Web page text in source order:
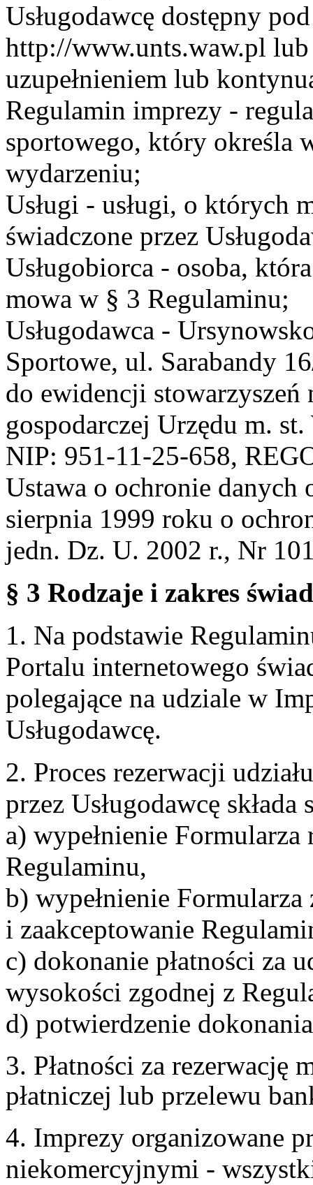
Usługodawcę dostępny
http://www.unts.waw.pl lub
uzupełnieniem lub
Regulamin imprezy -
sportowego, który określa
wydarzeniu;
Usługi - usługi, o których
świadczone przez
Usługobiorca - osoba,
mowa w § 3 Regulaminu;
Usługodawca -
Sportowe, ul. Sarabandy
do ewidencji stowarzyszeń
gospodarczej Urzędu m.
NIP: 951-11-25-658,
Ustawa o ochronie danych
sierpnia 1999 roku o
jedn. Dz. U. 2002 r., Nr
§ 3 Rodzaje i zakres
1. Na podstawie
Portalu internetowego
polegające na udziale w
Usługodawcę.
2. Proces rezerwacji
przez Usługodawcę
a) wypełnienie
Regulaminu,
b) wypełnienie Formularza
i zaakceptowanie
c) dokonanie płatności za
wysokości zgodnej z
d) potwierdzenie
3. Płatności za rezerwację
płatniczej lub przelewu
4. Imprezy organizowane
niekomercyjnymi -